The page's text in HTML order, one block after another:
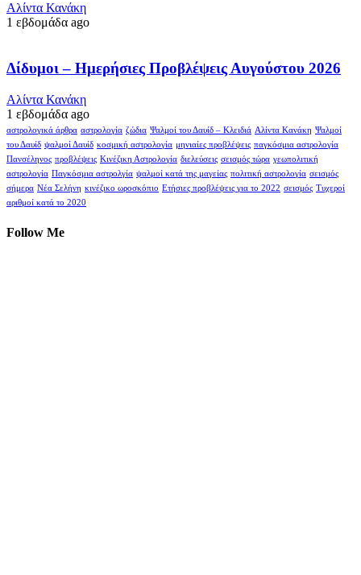
Αλίντα Κανάκη
1 εβδομάδα ago
Δίδυμοι – Ημερήσιες Προβλέψεις Αυγούστου 2026
Αλίντα Κανάκη
1 εβδομάδα ago
αστρολογικά άρθρα αστρολογία ζώδια Ψαλμοί του Δαυίδ – Κλειδιά Αλίντα Κανάκη Ψαλμοί
του Δαυίδ ψαλμοί Δαυίδ κοσμική αστρολογία μηνιαίες προβλέψεις παγκόσμια αστρολογία
Πανσέληνος προβλέψεις Κινέζικη Αστρολογία διελεύσεις σεισμός τώρα γεωπολιτική
αστρολογία Παγκόσμια αστρολγία ψαλμοί κατά της μαγείας πολιτική αστρολογία σεισμός
σήμερα Νέα Σελήνη κινέζικο ωροσκόπιο Ετήσιες προβλέψεις για το 2022 σεισμός Τυχεροί
αριθμοί κατά το 2020
Follow Me